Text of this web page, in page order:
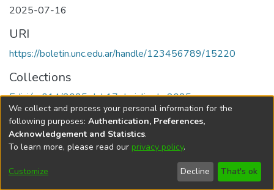
2025-07-16
URI
https://boletin.unc.edu.ar/handle/123456789/15220
Collections
Edición 014/2025 del 17 de julio de 2025
Universidad Nacional de Córdoba
We collect and process your personal information for the
following purposes: Authentication, Preferences,
Acknowledgement and Statistics.
To learn more, please read our privacy policy.
Customize Decline That's ok